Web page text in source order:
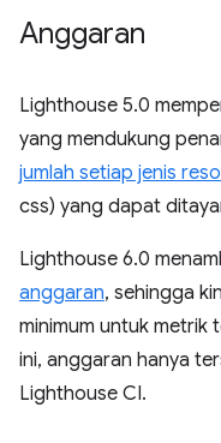
Anggaran
Lighthouse 5.0
yang mendukung
jumlah setiap jenis
css) yang dapat
Lighthouse 6.0
anggaran, sehingga
minimum untuk metrik
ini, anggaran hanya
Lighthouse CI.